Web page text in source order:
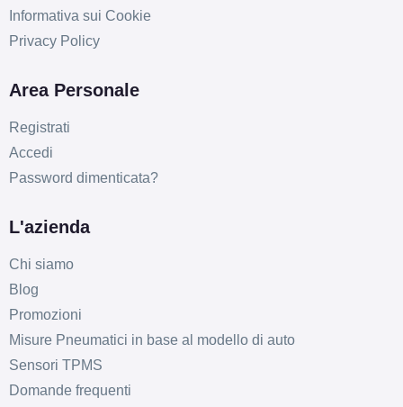
Informativa sui Cookie
Privacy Policy
Area Personale
Registrati
Accedi
Password dimenticata?
L'azienda
Chi siamo
Blog
Promozioni
Misure Pneumatici in base al modello di auto
Sensori TPMS
Domande frequenti